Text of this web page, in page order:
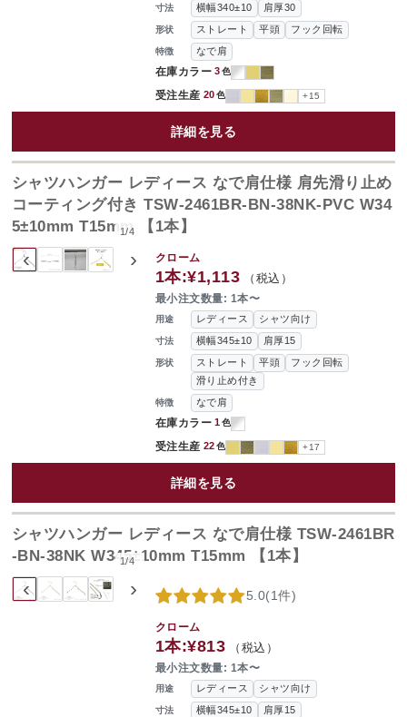
寸法 横幅340±10 肩厚30
形状 ストレート 平頭 フック回転
特徴 なで肩
在庫カラー 3色
受注生産 20色 +15
詳細を見る
‹ ›
1/4
シャツハンガー レディース なで肩仕様 肩先滑り止め
コーティング付き TSW-2461BR-BN-38NK-PVC W34
5±10mm T15mm 【1本】
用途 レディース シャツ向け
寸法 横幅345±10 肩厚15
形状 ストレート 平頭
フック回転
滑り止め付き
特徴 なで肩
在庫カラー 1色
受注生産 22色 +17
クローム
1本:¥1,113 （税込）
最小注文数量: 1本〜
詳細を見る
‹ ›
1/4
シャツハンガー レディース なで肩仕様 TSW-2461BR
-BN-38NK W345±10mm T15mm 【1本】
用途 レディース シャツ向け
寸法 横幅345±10 肩厚15
5.0(1件)
クローム
1本:¥813 （税込）
最小注文数量: 1本〜